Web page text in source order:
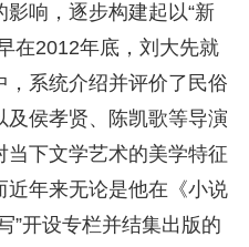
响，逐步构建起以“新
在2012年底，刘大先就
系统介绍并评价了民俗
侯孝贤、陈凯歌等导演
当下文学艺术的美学特征
近年来无论是他在《小说
”开设专栏并结集出版的